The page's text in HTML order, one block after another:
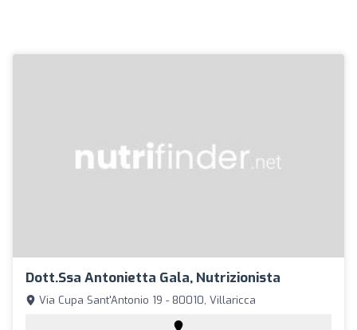
Dott.ssa Antonietta Gala, Nutrizionista
Via Cupa Sant'Antonio 19 - 80010, Villaricca